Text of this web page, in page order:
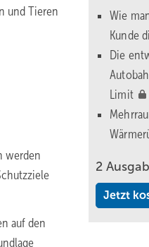
und Tieren
werden
auf den
Wie
Kunde
Die
Limit
2
Jetzt